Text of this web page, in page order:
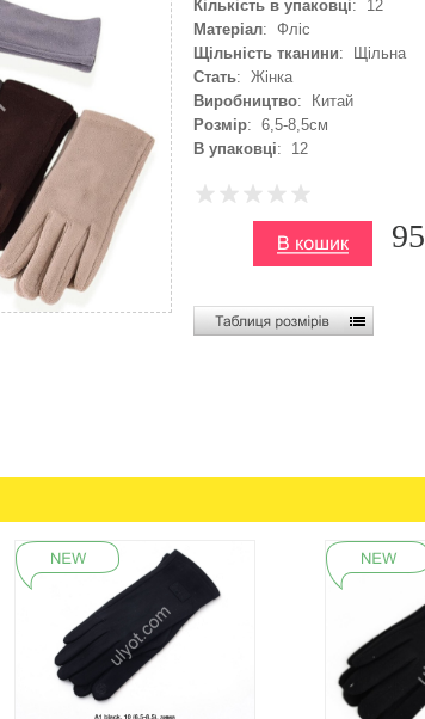
Кількість в упаковці: 12
Матеріал: Фліс
Щільність тканини: Щільна
Стать: Жінка
Виробництво: Китай
Розмір: 6,5-8,5см
В упаковці: 12
95